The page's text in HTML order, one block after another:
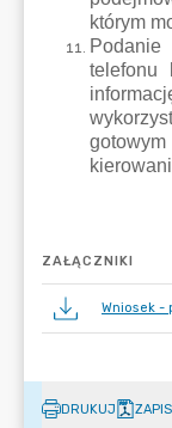
ZAŁĄCZNIKI
Wniosek -
DRUKUJ